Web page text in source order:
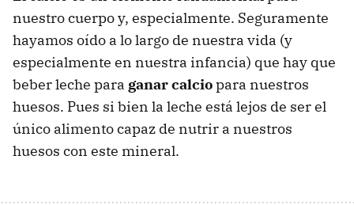
nuestro cuerpo y, especialmente. Seguramente
hayamos oído a lo largo de nuestra vida (y
especialmente en nuestra infancia) que hay que
beber leche para ganar calciopara nuestros
huesos. Pues si bien la leche está lejos de ser el
único alimento capaz de nutrir a nuestros
huesos con este mineral.